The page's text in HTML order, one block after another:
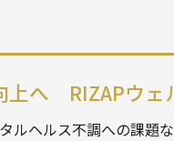
上へ RIZAPウェ
ルヘルス不調への課題